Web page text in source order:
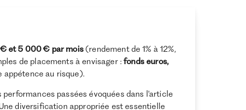
et 5 000 € par mois(rendement de 1% à 12%,
de placements à envisager :fonds euros,
appétence au risque).
passées évoquées dans l'article
diversification appropriée est essentielle